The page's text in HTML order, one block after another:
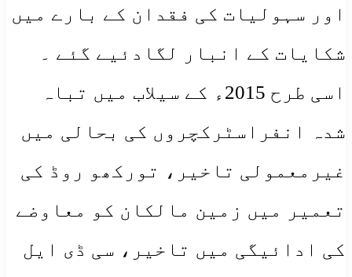
اور سہولیات کی فقدان کے بارے میں
شکایات کے انبار لگادئیے گئے ۔
اسی طرح 2015ء کے سیلاب میں تباہ
شدہ انفراسٹرکچروں کی بحالی میں
غیرمعمولی تاخیر، تورکھو روڈ کی
تعمیر میں زمین مالکان کو معاوضے
کی ادائیگی میں تاخیر، سی ڈی ایل